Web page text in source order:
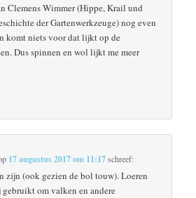
Clemens Wimmer (Hippe, Krail und
der Gartenwerkzeuge) nog even
komt niets voor dat lijkt op de
Dus spinnen en wol lijkt me meer
17 augustus 2017 om 11:17schreef:
zijn (ook gezien de bol touw). Loeren
om valken en andere